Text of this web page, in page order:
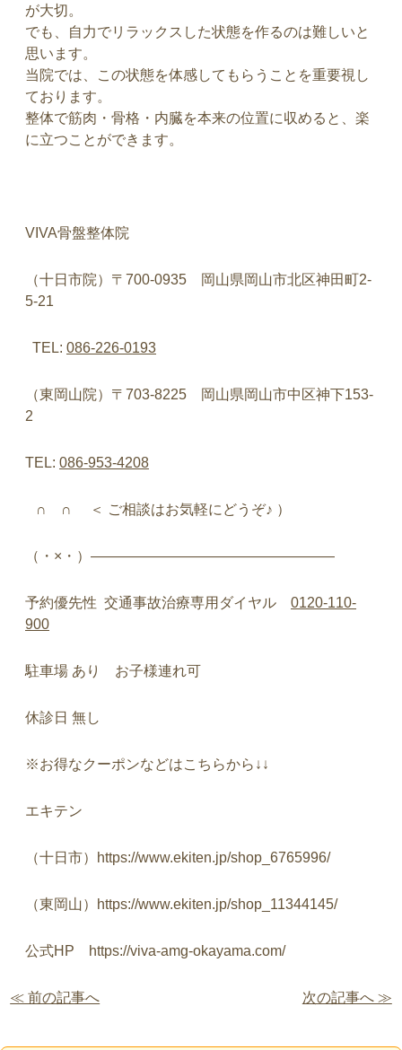
が大切。
でも、自力でリラックスした状態を作るのは難しいと
思います。
当院では、この状態を体感してもらうことを重要視し
ております。
整体で筋肉・骨格・内臓を本来の位置に収めると、楽
に立つことができます。
VIVA骨盤整体院
（十日市院）〒 700-0935 岡山県岡山市北区神田町2-
5-21
TEL: 086-226-0193
（東岡山院）〒 703-8225 岡山県岡山市中区神下153-
2
TEL: 086-953-4208
∩ ∩ ＜ ご相談はお気軽にどうぞ♪ ）
（・ × ・） —————————————————
予約優先性 交通事故治療専用ダイヤル 0120-110-
900
駐車場 あり お子様連れ可
休診日 無し
※お得なクーポンなどはこちらから ↓↓
エキテン
（十日市） https://www.ekiten.jp/shop_6765996/
（東岡山） https://www.ekiten.jp/shop_11344145/
公式HP https://viva-amg-okayama.com/
≪ 前の記事へ 次の記事へ ≫